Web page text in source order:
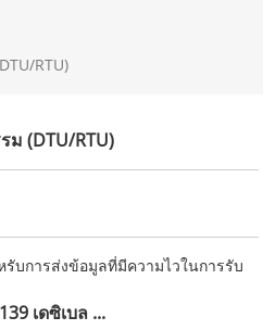
RTU)
(DTU/RTU)
เดซิเบล ...